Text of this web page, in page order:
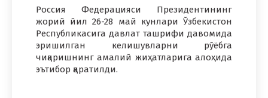
Россия Федерацияси Президентининг
жорий йил 26-28 май кунлари Ўзбекистон
Республикасига давлат ташрифи давомида
эришилган келишувларни рўёбга
чиқаришнинг амалий жиҳатларига алоҳида
эътибор қаратилди.